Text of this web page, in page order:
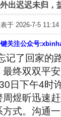
出迟迟未归，
于 2026-7-5 11:14
关注公众号
记了回家的
最终双双平
日下午4时
周煜昕迅速
方式。沟通